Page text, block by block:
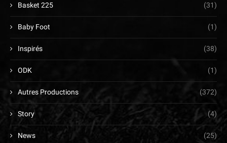
Basket 225 (31)
Baby Foot (1)
Inspirés (38)
ODK (1)
Autres Productions (372)
Story (4)
News (25)